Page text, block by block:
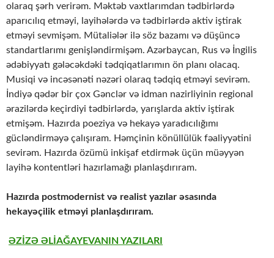
olaraq şərh verirəm. Məktəb vaxtlarımdan tədbirlərdə
aparıcılıq etməyi, layihələrdə və tədbirlərdə aktiv iştirak
etməyi sevmişəm. Mütaliələr ilə söz bazamı və düşüncə
standartlarımı genişləndirmişəm. Azərbaycan, Rus və İngilis
ədəbiyyatı gələcəkdəki tədqiqatlarımın ön planı olacaq.
Musiqi və incəsənəti nəzəri olaraq tədqiq etməyi sevirəm.
İndiyə qədər bir çox Gənclər və idman nazirliyinin regional
ərazilərdə keçirdiyi tədbirlərdə, yarışlarda aktiv iştirak
etmişəm. Hazırda poeziya və hekayə yaradıcılığımı
gücləndirməyə çalışıram. Həmçinin könüllülük fəaliyyətini
sevirəm. Hazırda özümü inkişaf etdirmək üçün müəyyən
layihə kontentləri hazırlamağı planlaşdırıram.
Hazırda postmodernist və realist yazılar əsasında
hekayəçilik etməyi planlaşdırıram.
ƏZİZƏ ƏLİAĞAYEVANIN YAZILARI